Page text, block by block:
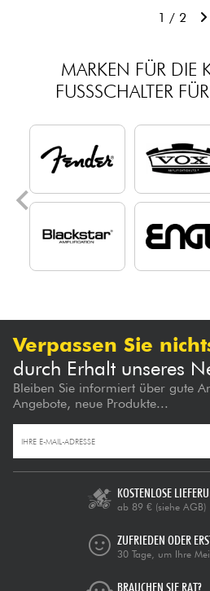
1 / 2
MARKEN FÜR DIE
FUSSSCHALTER FÜR
Verpassen Sie
durch Erhalt unseres
Bleiben Sie informiert über gute
Angebote, neue Produkte...
KOSTENLOSE
ab 89 € (siehe AGB)
ZUFRIEDEN ODER
30 Tage, um Ihre
BRAUCHEN SIE RAT?